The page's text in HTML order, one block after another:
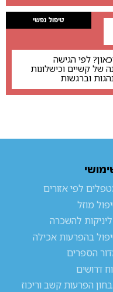
טיפול נפשי
לפי הגישה
של קשיים וכישלונות
וברגשות
לפי אזורים
מוזל
להשכרה
בהפרעות אכילה
הספרים
דרושים
הפרעות קשב וריכוז